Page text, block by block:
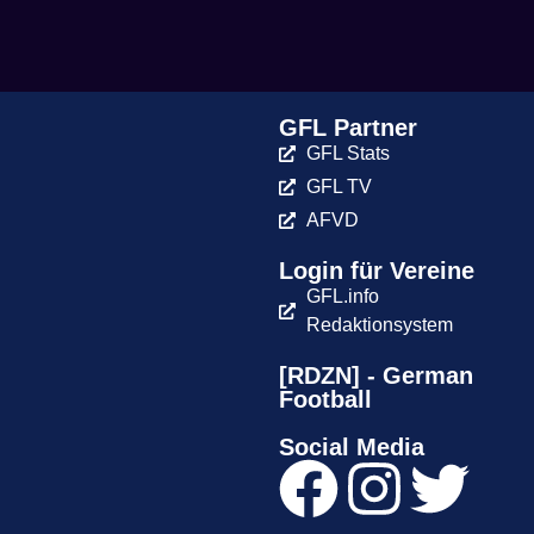
GFL Partner
GFL Stats
GFL TV
AFVD
Login für Vereine
GFL.info
Redaktionsystem
[RDZN] - German
Football
Social Media